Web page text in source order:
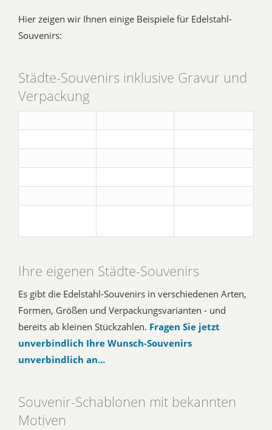
Hier zeigen wir Ihnen einige Beispiele für Edelstahl-
Souvenirs:
Städte-Souvenirs inklusive Gravur und
Verpackung
Ihre eigenen Städte-Souvenirs
Es gibt die Edelstahl-Souvenirs in verschiedenen Arten,
Formen, Größen und Verpackungsvarianten - und
bereits ab kleinen Stückzahlen. Fragen Sie jetzt
unverbindlich Ihre Wunsch-Souvenirs
unverbindlich an...
Souvenir-Schablonen mit bekannten
Motiven